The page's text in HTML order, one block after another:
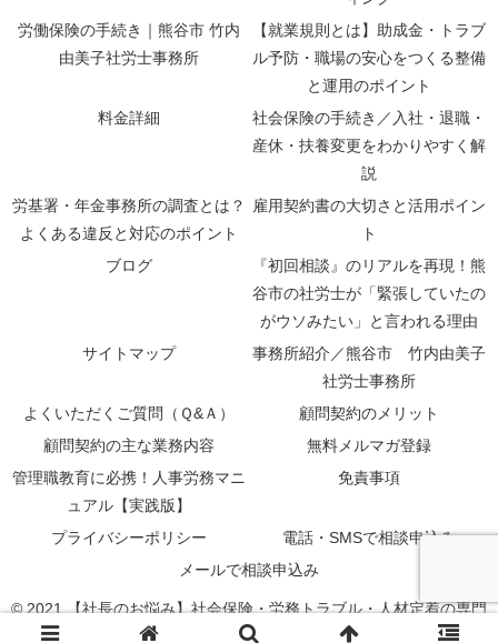
労働保険の手続き｜熊谷市 竹内
由美子社労士事務所
【就業規則とは】助成金・トラブ
ル予防・職場の安心をつくる整備
と運用のポイント
料金詳細
社会保険の手続き／入社・退職・
産休・扶養変更をわかりやすく解
説
労基署・年金事務所の調査とは？
よくある違反と対応のポイント
雇用契約書の大切さと活用ポイン
ト
ブログ
『初回相談』のリアルを再現！熊
谷市の社労士が「緊張していたの
がウソみたい」と言われる理由
サイトマップ
事務所紹介／熊谷市 竹内由美子
社労士事務所
よくいただくご質問（Ｑ&Ａ）
顧問契約のメリット
顧問契約の主な業務内容
無料メルマガ登録
管理職教育に必携！人事労務マニ
ュアル【実践版】
免責事項
プライバシーポリシー
電話・SMSで相談申込み
メールで相談申込み
© 2021 【社長のお悩み】社会保険・労務トラブル・人材定着の専門
家＜公式サイト＞.